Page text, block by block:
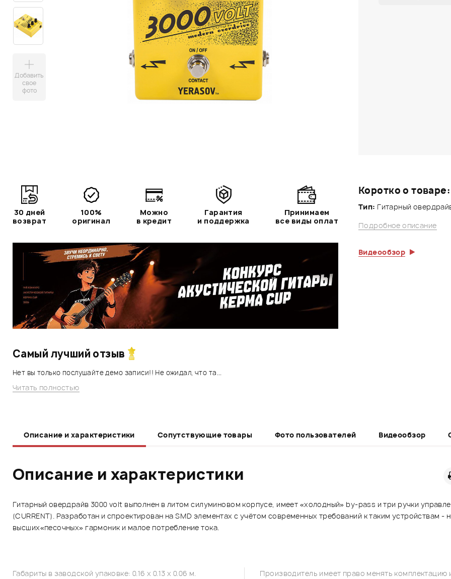
Добавить
свое
фото
Коротко о товаре:
Тип: Гитарный
Подробное описание
Видеообзор
30 дней
возврат
100%
оригинал
Можно
в кредит
Гарантия
и поддержка
Принимаем
все виды оплат
Самый лучший отзыв
Нет вы только послушайте демо записи!! Не ожидал, что та...
Читать полностью
Описание и характеристики Сопутствующие товары Фото пользователей Видеообзор
Описание и характеристики
Гитарный овердрайв 3000 volt выполнен в литом силуминовом корпусе, имеет «холодный» by-pass и три ручки
(CURRENT). Разработан и спроектирован на SMD элементах с учётом современных требований к таким устройствам
высших«песочных» гармоник и малое потребление тока.
Габариты в заводской упаковке: 0.16 x 0.13 x 0.06 м.
Производитель имеет право менять